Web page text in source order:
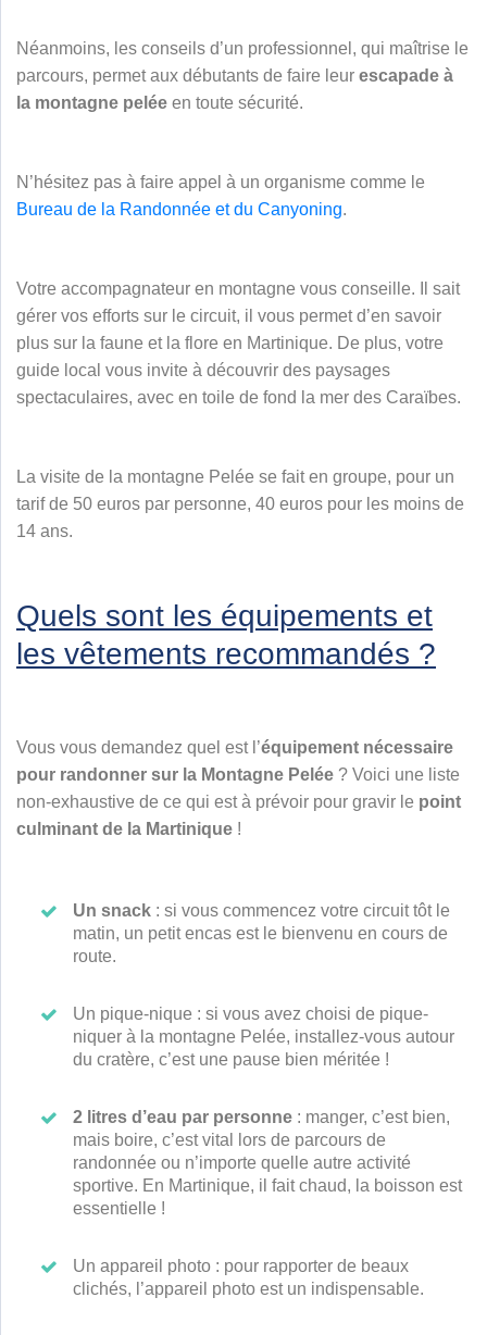
Néanmoins, les conseils d’un professionnel, qui maîtrise le
parcours, permet aux débutants de faire leur escapade à
la montagne pelée en toute sécurité.
N’hésitez pas à faire appel à un organisme comme le
Bureau de la Randonnée et du Canyoning.
Votre accompagnateur en montagne vous conseille. Il sait
gérer vos efforts sur le circuit, il vous permet d’en savoir
plus sur la faune et la flore en Martinique. De plus, votre
guide local vous invite à découvrir des paysages
spectaculaires, avec en toile de fond la mer des Caraïbes.
La visite de la montagne Pelée se fait en groupe, pour un
tarif de 50 euros par personne, 40 euros pour les moins de
14 ans.
Quels sont les équipements et
les vêtements recommandés ?
Vous vous demandez quel est l’équipement nécessaire
pour randonner sur la Montagne Pelée ? Voici une liste
non-exhaustive de ce qui est à prévoir pour gravir le point
culminant de la Martinique !
Un snack : si vous commencez votre circuit tôt le
matin, un petit encas est le bienvenu en cours de
route.
Un pique-nique : si vous avez choisi de pique-
niquer à la montagne Pelée, installez-vous autour
du cratère, c’est une pause bien méritée !
2 litres d’eau par personne : manger, c’est bien,
mais boire, c’est vital lors de parcours de
randonnée ou n’importe quelle autre activité
sportive. En Martinique, il fait chaud, la boisson est
essentielle !
Un appareil photo : pour rapporter de beaux
clichés, l’appareil photo est un indispensable.